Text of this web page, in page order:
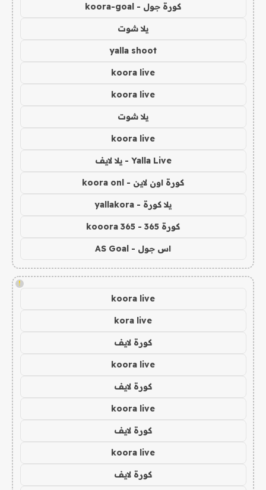
كورة جول - koora-goal
يلا شوت
yalla shoot
koora live
koora live
يلا شوت
koora live
Yalla Live - يلا لايف
كورة اون لاين - koora onl
يلا كورة - yallakora
كورة 365 - kooora 365
اس جول - AS Goal
!
koora live
kora live
كورة لايف
koora live
كورة لايف
koora live
كورة لايف
koora live
كورة لايف